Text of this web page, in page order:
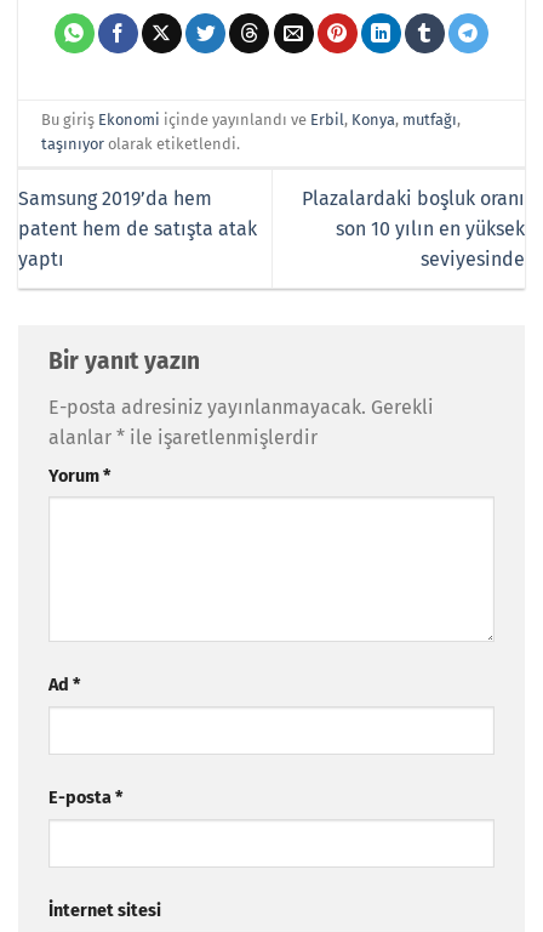
Bu giriş Ekonomi içinde yayınlandı ve Erbil, Konya, mutfağı,
taşınıyor olarak etiketlendi.
Samsung 2019’da hem
patent hem de satışta atak
yaptı
Plazalardaki boşluk oranı
son 10 yılın en yüksek
seviyesinde
Bir yanıt yazın
E-posta adresiniz yayınlanmayacak. Gerekli
alanlar * ile işaretlenmişlerdir
Yorum*
Ad *
E-posta*
İnternet sitesi